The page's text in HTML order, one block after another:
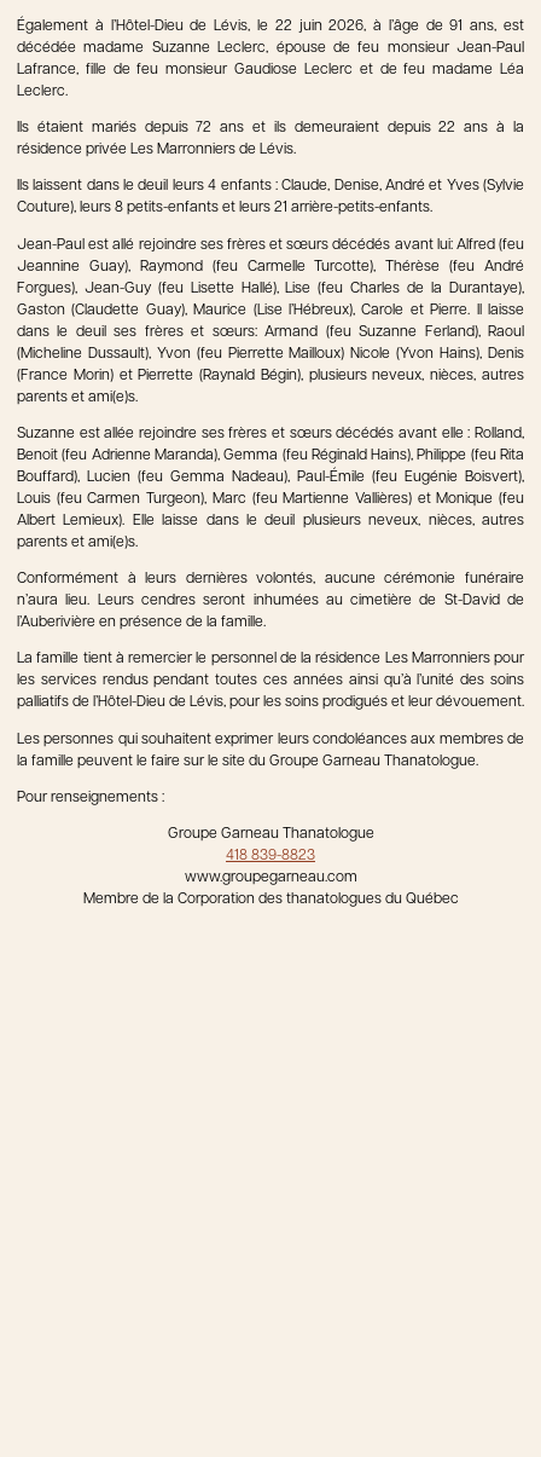
Également à l’Hôtel-Dieu de Lévis, le 22 juin 2026, à l’âge de 91 ans, est
décédée madame Suzanne Leclerc, épouse de feu monsieur Jean-Paul
Lafrance, fille de feu monsieur Gaudiose Leclerc et de feu madame Léa
Leclerc.
Ils étaient mariés depuis 72 ans et ils demeuraient depuis 22 ans à la
résidence privée Les Marronniers de Lévis.
Ils laissent dans le deuil leurs 4 enfants : Claude, Denise, André et Yves (Sylvie
Couture), leurs 8 petits-enfants et leurs 21 arrière-petits-enfants.
Jean-Paul est allé rejoindre ses frères et sœurs décédés avant lui: Alfred (feu
Jeannine Guay), Raymond (feu Carmelle Turcotte), Thérèse (feu André
Forgues), Jean-Guy (feu Lisette Hallé), Lise (feu Charles de la Durantaye),
Gaston (Claudette Guay), Maurice (Lise l’Hébreux), Carole et Pierre. Il laisse
dans le deuil ses frères et sœurs: Armand (feu Suzanne Ferland), Raoul
(Micheline Dussault), Yvon (feu Pierrette Mailloux) Nicole (Yvon Hains), Denis
(France Morin) et Pierrette (Raynald Bégin), plusieurs neveux, nièces, autres
parents et ami(e)s.
Suzanne est allée rejoindre ses frères et sœurs décédés avant elle : Rolland,
Benoit (feu Adrienne Maranda), Gemma (feu Réginald Hains), Philippe (feu Rita
Bouffard), Lucien (feu Gemma Nadeau), Paul-Émile (feu Eugénie Boisvert),
Louis (feu Carmen Turgeon), Marc (feu Martienne Vallières) et Monique (feu
Albert Lemieux). Elle laisse dans le deuil plusieurs neveux, nièces, autres
parents et ami(e)s.
Conformément à leurs dernières volontés, aucune cérémonie funéraire
n’aura lieu. Leurs cendres seront inhumées au cimetière de St-David de
l’Auberivière en présence de la famille.
La famille tient à remercier le personnel de la résidence Les Marronniers pour
les services rendus pendant toutes ces années ainsi qu’à l’unité des soins
palliatifs de l’Hôtel-Dieu de Lévis, pour les soins prodigués et leur dévouement.
Les personnes qui souhaitent exprimer leurs condoléances aux membres de
la famille peuvent le faire sur le site du Groupe Garneau Thanatologue.
Pour renseignements :
Groupe Garneau Thanatologue
418 839-8823
www.groupegarneau.com
Membre de la Corporation des thanatologues du Québec